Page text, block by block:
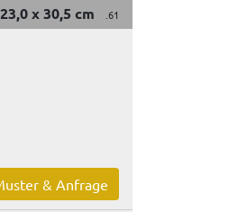
23,0 x 30,5 cm .61
& Anfrage